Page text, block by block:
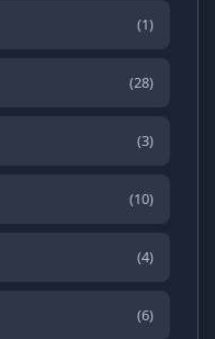
(1)
(28)
(3)
(10)
(4)
(6)